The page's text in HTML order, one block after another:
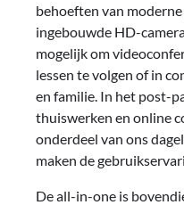
behoeften van
ingebouwde HD-
mogelijk om
lessen te volgen of in
en familie. In het post-
thuiswerken en online
onderdeel van ons
maken de
De all-in-one is